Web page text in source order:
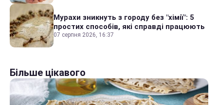
Мурахи зникнуть з городу без "хімії": 5
простих способів, які справді працюють
07 серпня 2026, 16:37
Більше цікавого